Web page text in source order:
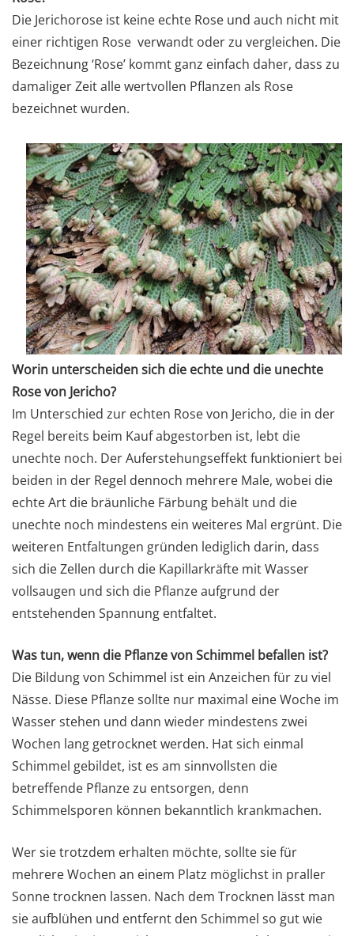
Die Jerichorose ist keine echte Rose und auch nicht mit
einer richtigen Rose verwandt oder zu vergleichen. Die
Bezeichnung ‘Rose’ kommt ganz einfach daher, dass zu
damaliger Zeit alle wertvollen Pflanzen als Rose
bezeichnet wurden.
Worin unterscheiden sich die echte und die unechte
Rose von Jericho?
Im Unterschied zur echten Rose von Jericho, die in der
Regel bereits beim Kauf abgestorben ist, lebt die
unechte noch. Der Auferstehungseffekt funktioniert bei
beiden in der Regel dennoch mehrere Male, wobei die
echte Art die bräunliche Färbung behält und die
unechte noch mindestens ein weiteres Mal ergrünt. Die
weiteren Entfaltungen gründen lediglich darin, dass
sich die Zellen durch die Kapillarkräfte mit Wasser
vollsaugen und sich die Pflanze aufgrund der
entstehenden Spannung entfaltet.
Was tun, wenn die Pflanze von Schimmel befallen ist?
Die Bildung von Schimmel ist ein Anzeichen für zu viel
Nässe. Diese Pflanze sollte nur maximal eine Woche im
Wasser stehen und dann wieder mindestens zwei
Wochen lang getrocknet werden. Hat sich einmal
Schimmel gebildet, ist es am sinnvollsten die
betreffende Pflanze zu entsorgen, denn
Schimmelsporen können bekanntlich krankmachen.
Wer sie trotzdem erhalten möchte, sollte sie für
mehrere Wochen an einem Platz möglichst in praller
Sonne trocknen lassen. Nach dem Trocknen lässt man
sie aufblühen und entfernt den Schimmel so gut wie